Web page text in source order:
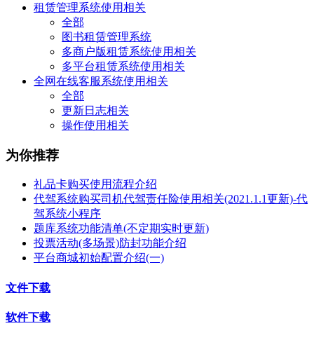
租赁管理系统使用相关
全部
图书租赁管理系统
多商户版租赁系统使用相关
多平台租赁系统使用相关
全网在线客服系统使用相关
全部
更新日志相关
操作使用相关
为你推荐
礼品卡购买使用流程介绍
代驾系统购买司机代驾责任险使用相关(2021.1.1更新)-代
驾系统小程序
题库系统功能清单(不定期实时更新)
投票活动(多场景)防封功能介绍
平台商城初始配置介绍(一)
文件下载
软件下载